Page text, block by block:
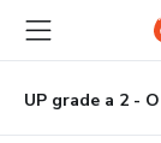
para
conteúdo
principal
para
pagamento
para
rodapé